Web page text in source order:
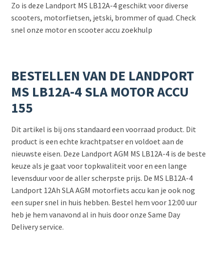
Zo is deze Landport MS LB12A-4 geschikt voor diverse
scooters, motorfietsen, jetski, brommer of quad. Check
snel onze motor en scooter accu zoekhulp
BESTELLEN VAN DE LANDPORT
MS LB12A-4 SLA MOTOR ACCU
155
Dit artikel is bij ons standaard een voorraad product. Dit
product is een echte krachtpatser en voldoet aan de
nieuwste eisen. Deze Landport AGM MS LB12A-4 is de beste
keuze als je gaat voor topkwaliteit voor en een lange
levensduur voor de aller scherpste prijs. De MS LB12A-4
Landport 12Ah SLA AGM motorfiets accu kan je ook nog
een super snel in huis hebben. Bestel hem voor 12:00 uur
heb je hem vanavond al in huis door onze Same Day
Delivery service.